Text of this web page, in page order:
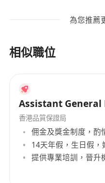
行政与人力资源支持
（如GMP整改、
办理日常行政及
报税、招聘协助
跨部门协调与督办
协调生产、质量
进展；
跟进总部指示及
為您推薦
相似職位
Assistant General
香港品質保證局
佣金及獎金制度，酌
14天年假，生日假，
提供專業培訓，晉升